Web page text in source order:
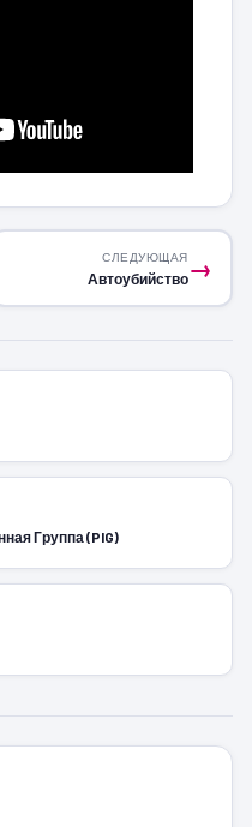
→
СЛЕДУЮЩАЯ
Автоубийство
Группа (PIG)